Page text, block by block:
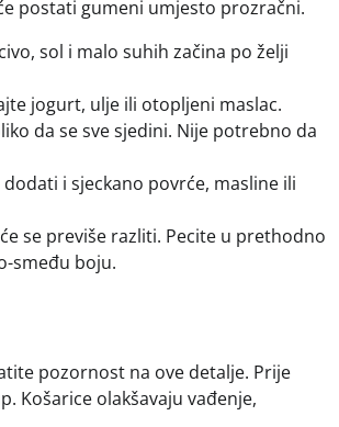
postati gumeni umjesto prozračni.
sol i malo suhih začina po želji
jogurt, ulje ili otopljeni maslac.
da se sve sjedini. Nije potrebno da
i sjeckano povrće, masline ili
se previše razliti. Pecite u prethodno
smeđu boju.
pozornost na ove detalje. Prije
Košarice olakšavaju vađenje,